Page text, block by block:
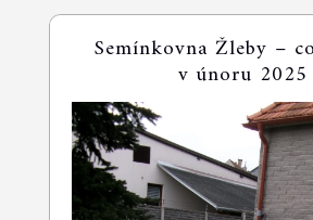
Semínkovna Žleby –
v únoru 2025